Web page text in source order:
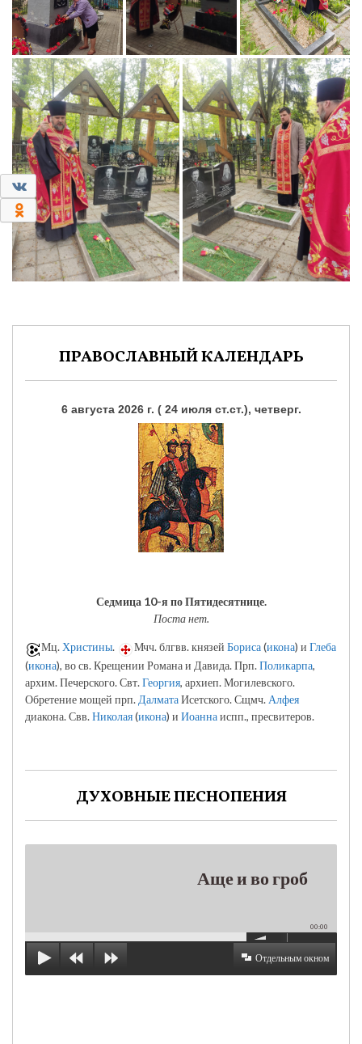
0
0
ПРАВОСЛАВНЫЙ КАЛЕНДАРЬ
6 августа 2026 г. ( 24 июля ст.ст.), четверг.
Седмица 10-я по Пятидесятнице.
Поста нет.
Мц. Христины. Мчч. блгвв. князей Бориса(икона) и Глеба
(икона), во св. Крещении Романа и Давида. Прп.Поликарпа,
архим. Печерского. Свт.Георгия, архиеп. Могилевского.
Обретение мощей прп.ДалматаИсетского. Сщмч.Алфея
диакона. Свв.Николая(икона) и Иоаннаиспп., пресвитеров.
ДУХОВНЫЕ ПЕСНОПЕНИЯ
Аще и во гроб
00:00
Отдельным окном